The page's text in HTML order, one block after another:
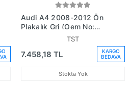
Audi A4 2008-2012 Ön
Plakalık Gri (Oem No:
8K08072871Qp)
TST
7.458,18 TL
KARGO
BEDAVA
Stokta Yok